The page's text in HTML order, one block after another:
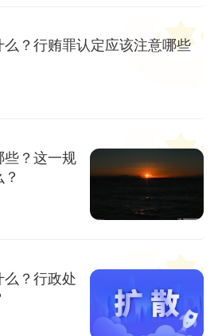
？行贿罪认定应该注意哪些
些？这一规
么？行政处